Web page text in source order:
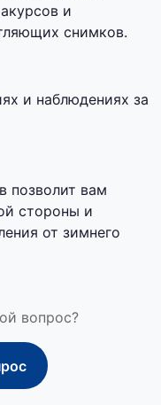
и
снимков.
и наблюдениях за
позволит вам
стороны и
от зимнего
вопрос?